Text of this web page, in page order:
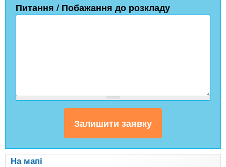
Питання / Побажання до розкладу
На мапі